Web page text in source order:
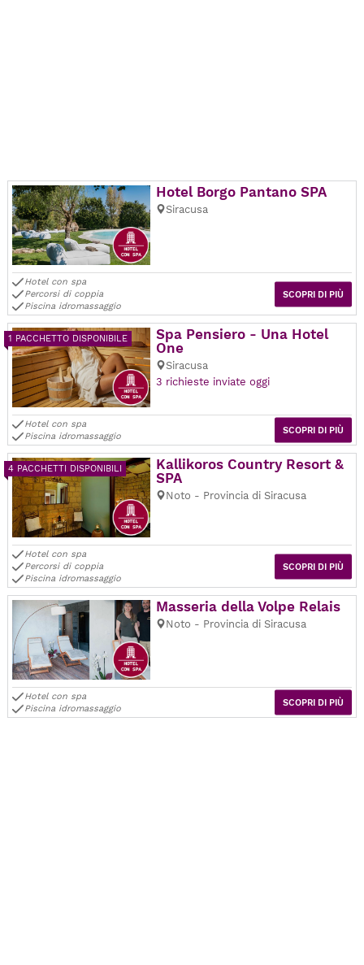
Hotel Borgo Pantano SPA
Siracusa
SCOPRI DI PIÙ
Hotel con spa
Percorsi di coppia
Piscina idromassaggio
1 PACCHETTO DISPONIBILE
Spa Pensiero - Una Hotel
One
Siracusa
3 richieste inviate oggi
SCOPRI DI PIÙ
Hotel con spa
Piscina idromassaggio
4 PACCHETTI DISPONIBILI
Kallikoros Country Resort &
SPA
Noto - Provincia di Siracusa
SCOPRI DI PIÙ
Hotel con spa
Percorsi di coppia
Piscina idromassaggio
Masseria della Volpe Relais
Noto - Provincia di Siracusa
SCOPRI DI PIÙ
Hotel con spa
Piscina idromassaggio